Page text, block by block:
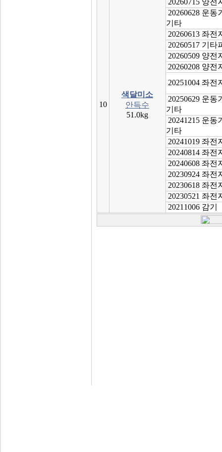
10
색달미소
안득수
51.0kg
20260715 양전
20260628 운동
기타
20260613 좌전
20260517 기타
20260509 양전
20260208 양전
20251004 좌전
20250629 운동
기타
20241215 운동
기타
20241019 좌전
20240814 좌전
20240608 좌전
20230924 좌전
20230618 좌전
20230521 좌전
20211006 감기